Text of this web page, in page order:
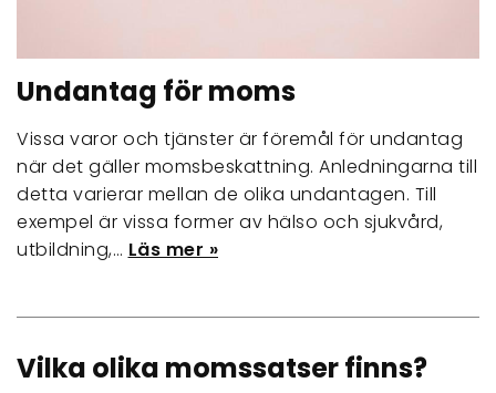
Undantag för moms
Vissa varor och tjänster är föremål för undantag
när det gäller momsbeskattning. Anledningarna till
detta varierar mellan de olika undantagen. Till
exempel är vissa former av hälso och sjukvård,
utbildning,… Läs mer »
Vilka olika momssatser finns?